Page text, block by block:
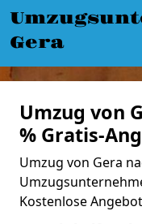
Gera
Umzug von
% Gratis-
Umzug von Gera
Kostenlose